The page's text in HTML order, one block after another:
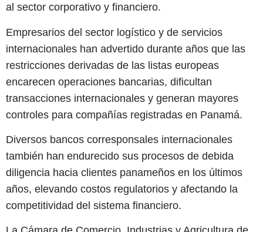
al sector corporativo y financiero.
Empresarios del sector logístico y de servicios
internacionales han advertido durante años que las
restricciones derivadas de las listas europeas
encarecen operaciones bancarias, dificultan
transacciones internacionales y generan mayores
controles para compañías registradas en Panamá.
Diversos bancos corresponsales internacionales
también han endurecido sus procesos de debida
diligencia hacia clientes panameños en los últimos
años, elevando costos regulatorios y afectando la
competitividad del sistema financiero.